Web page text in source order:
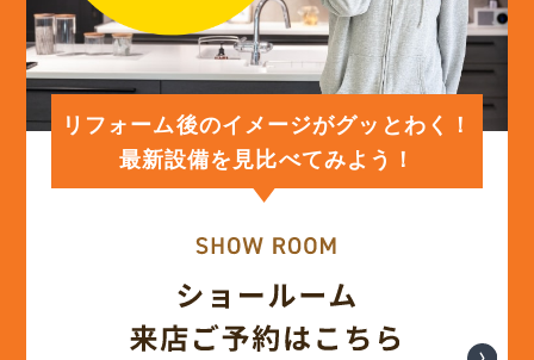
リフォーム後のイメージがグッとわく！
最新設備を見比べてみよう！